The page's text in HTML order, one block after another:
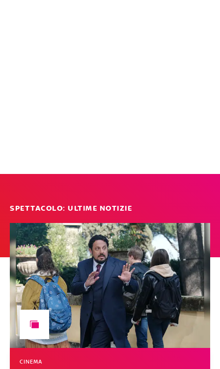
SPETTACOLO: ULTIME NOTIZIE
CINEMA